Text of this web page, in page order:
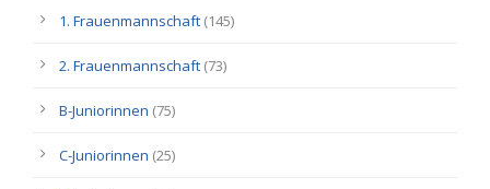
1. Frauenmannschaft (145)
2. Frauenmannschaft (73)
B-Juniorinnen (75)
C-Juniorinnen (25)